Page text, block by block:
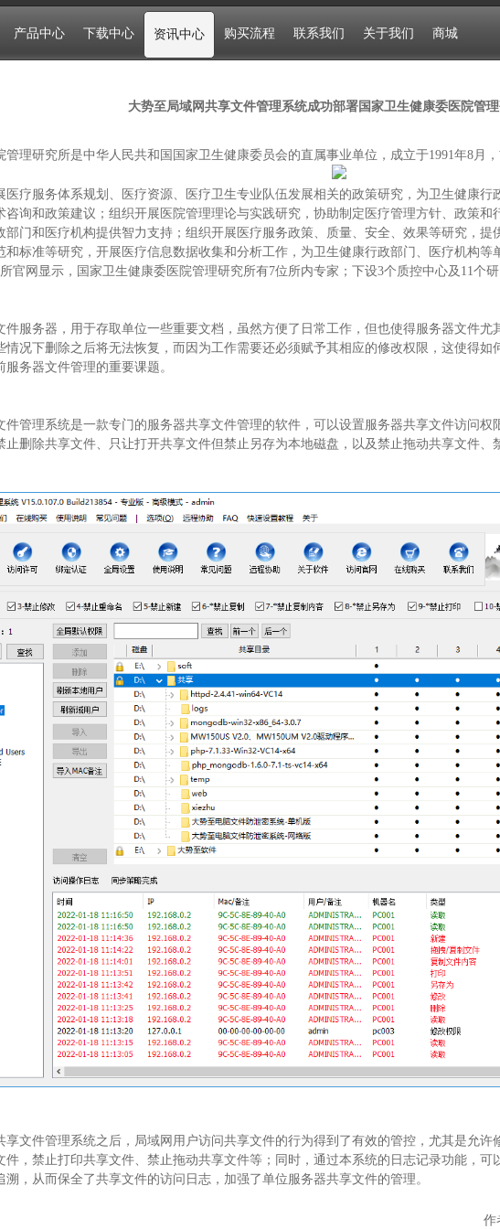
产品中心 下载中心 资讯中心 购买流程 联系我们 关于我们 商城
大势至局域网共享文件管理系统成功部署国家卫生健康委医院管理
管理研究所是中华人民共和国国家卫生健康委员会的直属事业单位，成立于1991年8月
医疗服务体系规划、医疗资源、医疗卫生专业队伍发展相关的政策研究，为卫生健康
咨询和政策建议；组织开展医院管理理论与实践研究，协助制定医疗管理方针、政策
部门和医疗机构提供智力支持；组织开展医疗服务政策、质量、安全、效果等研究，
和标准等研究，开展医疗信息数据收集和分析工作，为卫生健康行政部门、医疗机构等
官网显示，国家卫生健康委医院管理研究所有7位所内专家；下设3个质控中心及11个研
件服务器，用于存取单位一些重要文档，虽然方便了日常工作，但也使得服务器文件
情况下删除之后将无法恢复，而因为工作需要还必须赋予其相应的修改权限，这使得
务器文件管理的重要课题。
件管理系统是一款专门的服务器共享文件管理的软件，可以设置服务器共享文件访问
止删除共享文件、只让打开共享文件但禁止另存为本地磁盘，以及禁止拖动共享文件
享文件管理系统之后，局域网用户访问共享文件的行为得到了有效的管控，尤其是允
件，禁止打印共享文件、禁止拖动共享文件等；同时，通过本系统的日志记录功能，
溯，从而保全了共享文件的访问日志，加强了单位服务器共享文件的管理。
作